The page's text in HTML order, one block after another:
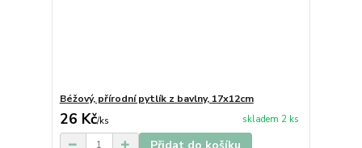
Béžový, přírodní pytlík z bavlny, 17x12cm
26 Kč/ks skladem 2 ks